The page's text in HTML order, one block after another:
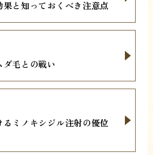
と知っておくべき注意点
毛との戦い
ミノキシジル注射の優位